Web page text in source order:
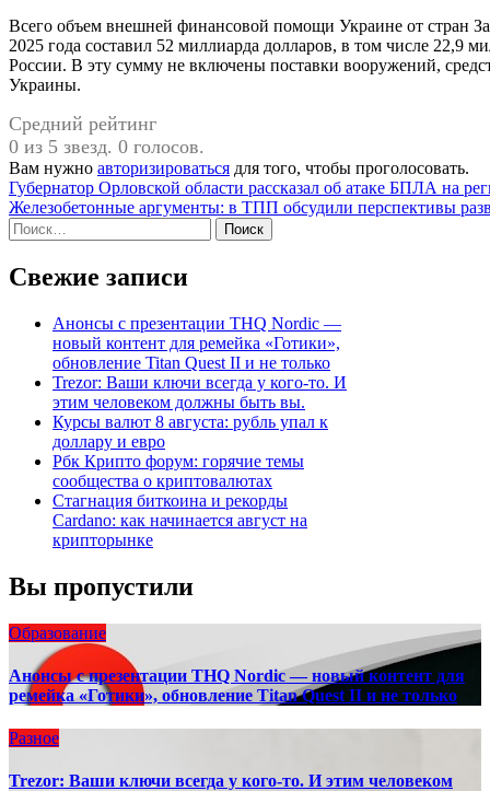
Всего объем внешней финансовой помощи Украине от стран
2025 года составил 52 миллиарда долларов, в том числе 22,9
России. В эту сумму не включены поставки вооружений,
Украины.
Средний рейтинг
0 из 5 звезд. 0 голосов.
Вам нужно авторизироваться для того, чтобы проголосовать.
Навигация
по
записям
Губернатор Орловской области рассказал об атаке БПЛА на
Железобетонные аргументы: в ТПП обсудили перспективы
Найти:
Свежие записи
Анонсы с презентации THQ Nordic —
новый контент для ремейка «Готики»,
обновление Titan Quest II и не только
Trezor: Ваши ключи всегда у кого-то. И
этим человеком должны быть вы.
Курсы валют 8 августа: рубль упал к
доллару и евро
Рбк Крипто форум: горячие темы
сообщества о криптовалютах
Стагнация биткоина и рекорды
Cardano: как начинается август на
крипторынке
Вы пропустили
Образование
Анонсы с презентации THQ Nordic — новый контент для
ремейка «Готики», обновление Titan Quest II и не только
Разное
Trezor: Ваши ключи всегда у кого-то. И этим человеком